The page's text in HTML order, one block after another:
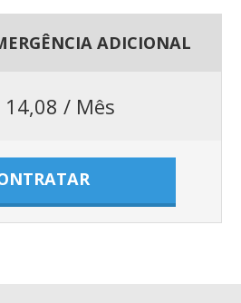
ADICIONAL
14,08 / Mês